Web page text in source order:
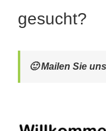
gesucht?
🙂 Mailen Sie